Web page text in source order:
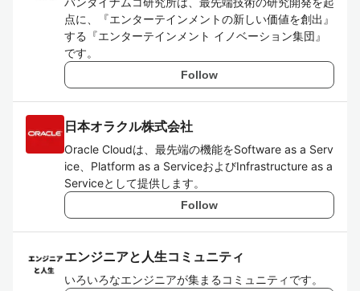
点に、『エンターテインメントの新しい価値を創出』
する『エンターテインメント イノベーション集団』
です。
Follow
日本オラクル株式会社
Oracle Cloudは、最先端の機能をSoftware as a Serv
ice、Platform as a ServiceおよびInfrastructure as a
Serviceとして提供します。
Follow
エンジニアと人生コミュニティ
いろいろなエンジニアが集まるコミュニティです。